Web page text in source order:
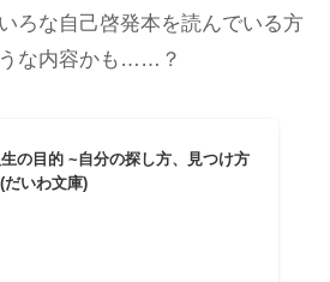
ろな自己啓発本を読んでいる方
な内容かも……？
生の目的 ~自分の探し方、見つけ方
だいわ文庫)